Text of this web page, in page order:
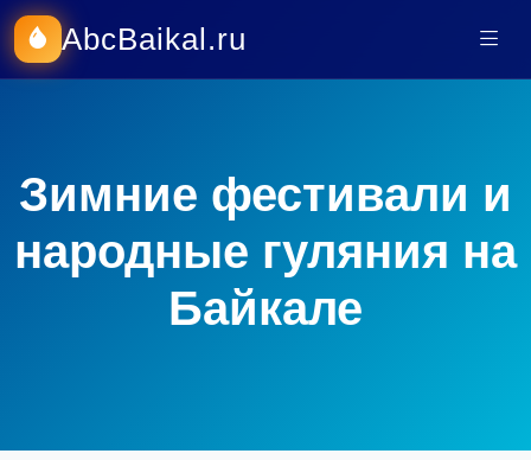
AbcBaikal.ru
Зимние фестивали и
народные гуляния на
Байкале